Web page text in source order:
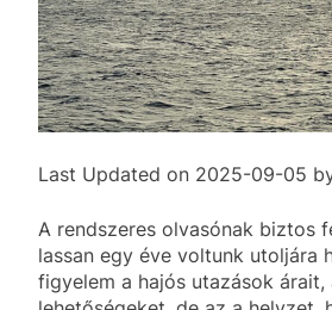
Last Updated on 2025-09-05
A rendszeres olvasónak biztos
lassan egy éve voltunk utoljára
figyelem a hajós utazások